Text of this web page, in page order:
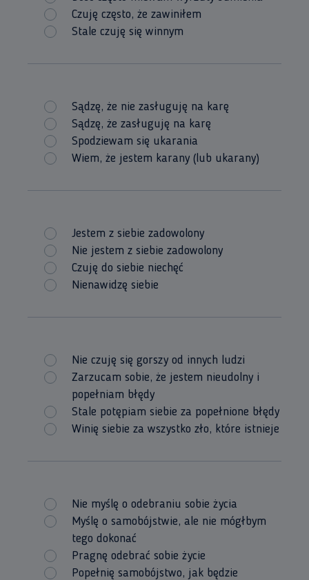
Czuję często, że zawiniłem
Stale czuję się winnym
Sądzę, że nie zasługuję na karę
Sądzę, że zasługuję na karę
Spodziewam się ukarania
Wiem, że jestem karany (lub ukarany)
Jestem z siebie zadowolony
Nie jestem z siebie zadowolony
Czuję do siebie niechęć
Nienawidzę siebie
Nie czuję się gorszy od innych ludzi
Zarzucam sobie, że jestem nieudolny i
popełniam błędy
Stale potępiam siebie za popełnione błędy
Winię siebie za wszystko zło, które istnieje
Nie myślę o odebraniu sobie życia
Myślę o samobójstwie, ale nie mógłbym
tego dokonać
Pragnę odebrać sobie życie
Popełnię samobójstwo, jak będzie